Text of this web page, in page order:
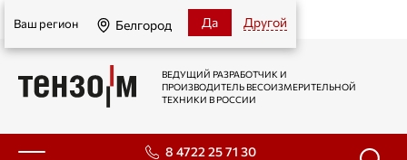
Белгород
Ваш регион Белгород Да Другой
ВЕДУЩИЙ РАЗРАБОТЧИК И
ПРОИЗВОДИТЕЛЬ ВЕСОИЗМЕРИТЕЛЬНОЙ
ТЕХНИКИ В РОССИИ
8 4722 25 71 30